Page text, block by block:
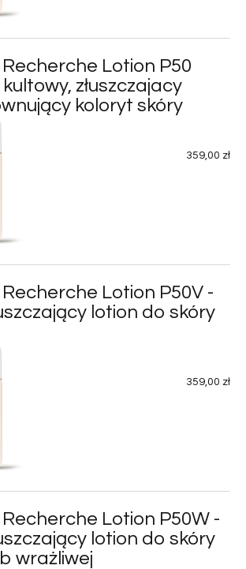
Lotion P50
kultowy, złuszczajacy
koloryt skóry
359,00 zł
Lotion P50V -
lotion do skóry
359,00 zł
Lotion P50W -
lotion do skóry
wrażliwej